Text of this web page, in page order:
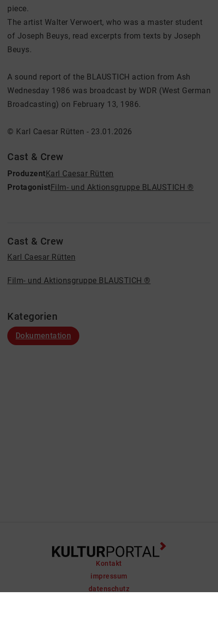
piece.
The artist Walter Verwoert, who was a master student
of Joseph Beuys, read excerpts from texts by Joseph
Beuys.
A sound report of the BLAUSTICH action from Ash
Wednesday 1986 was broadcast by WDR (West German
Broadcasting) on ​​February 13, 1986.
© Karl Caesar Rütten - 23.01.2026
Cast & Crew
ProduzentKarl Caesar Rütten
ProtagonistFilm- und Aktionsgruppe BLAUSTICH ®
Cast & Crew
Karl Caesar Rütten
Film- und Aktionsgruppe BLAUSTICH ®
Kategorien
Dokumentation
Kontakt
impressum
datenschutz